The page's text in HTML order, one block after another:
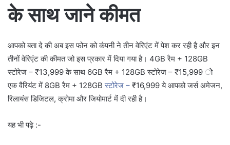
के साथ जाने कीमत
आपको बता दे की अब इस फोन को कंपनी ने तीन वेरिएंट में पेश कर रही है और इन
तीनों वेरिएंट की कीमत जो इस प्रकार में दिया गया है। 4GB रैम + 128GB
स्टोरेज – ₹13,999 के साथ 6GB रैम + 128GB स्टोरेज – ₹15,999 ोे
एक वैरियंट में 8GB रैम + 128GBस्टोरेज – ₹16,999 ये आपको जर्स अमेजन,
रिलायंस डिजिटल, क्रोमा और जियोमार्ट में दी रही है।
यह भी पढ़े :-